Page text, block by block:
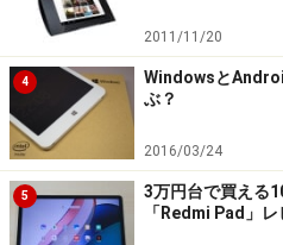
解の元ですが違いの理解を深
Kindle OasisとiPhone 6s Plus
■Kindle Oasis Wi-Fi+3G
2011/11/20
4
Windowsと
ぶ？
2016/03/24
5
3万円台で買える
「Redmi Pad」